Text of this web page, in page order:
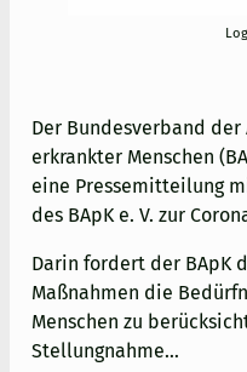
Der Bundesverband
erkrankter Menschen
eine Pressemitteilung
des BApK e. V. zur
Darin fordert der BApK
Maßnahmen die
Menschen zu
Stellungnahme…